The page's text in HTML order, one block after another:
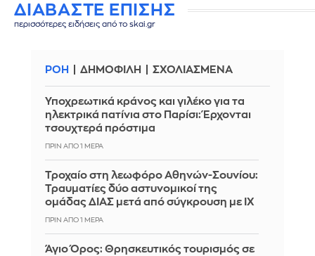
ΔΙΑΒΑΣΤΕ ΕΠΙΣΗΣ
περισσότερες ειδήσεις από το skai.gr
ΡΟΗ ΔΗΜΟΦΙΛΗ ΣΧΟΛΙΑΣΜΕΝΑ
Υποχρεωτικά κράνος και γιλέκο για τα
ηλεκτρικά πατίνια στο Παρίσι: Έρχονται
τσουχτερά πρόστιμα
ΠΡΙΝ ΑΠΌ 1 ΜΈΡΑ
Τροχαίο στη λεωφόρο Αθηνών-Σουνίου:
Τραυματίες δύο αστυνομικοί της
ομάδας ΔΙΑΣ μετά από σύγκρουση με ΙΧ
ΠΡΙΝ ΑΠΌ 1 ΜΈΡΑ
Άγιο Όρος: Θρησκευτικός τουρισμός σε